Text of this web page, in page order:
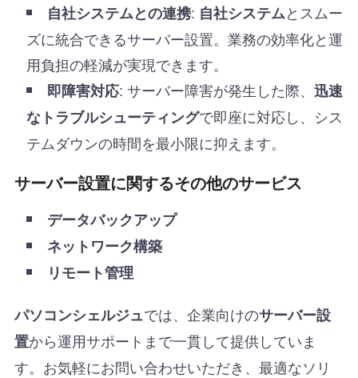
自社システムとの連携: 自社システムとスムー
ズに統合できるサーバー設置。業務の効率化と運
用負担の軽減が実現できます。
即障害対応: サーバー障害が発生した際、 迅速
なトラブルシューティングで即座に対応し、シス
テムダウンの時間を最小限に抑えます。
サーバー設置に関するその他のサービス
データバックアップ
ネットワーク構築
リモート管理
パソコンシェルジュでは、企業向けのサーバー設
置から運用サポートまで一貫して提供していま
す。お気軽にお問い合わせいただき、最適なソリ